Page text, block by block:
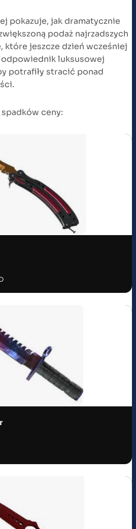
pokazuje, jak dramatycznie
podaż najrzadszych
które jeszcze dzień wcześniej
odpowiednik luksusowej
potrafiły stracić ponad
ceny: